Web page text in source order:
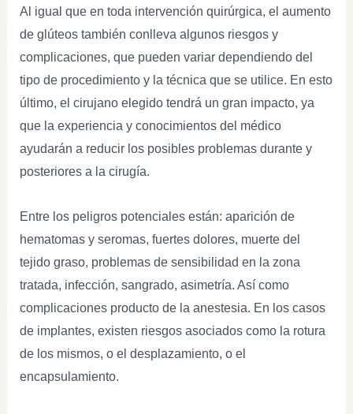
Al igual que en toda intervención quirúrgica, el aumento
de glúteos también conlleva algunos riesgos y
complicaciones, que pueden variar dependiendo del
tipo de procedimiento y la técnica que se utilice. En esto
último, el cirujano elegido tendrá un gran impacto, ya
que la experiencia y conocimientos del médico
ayudarán a reducir los posibles problemas durante y
posteriores a la cirugía.
Entre los peligros potenciales están: aparición de
hematomas y seromas, fuertes dolores, muerte del
tejido graso, problemas de sensibilidad en la zona
tratada, infección, sangrado, asimetría. Así como
complicaciones producto de la anestesia. En los casos
de implantes, existen riesgos asociados como la rotura
de los mismos, o el desplazamiento, o el
encapsulamiento.